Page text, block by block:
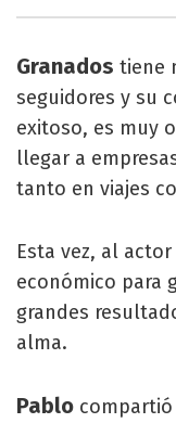
Granados tiene
seguidores y su
exitoso, es muy
llegar a
tanto en viajes
Esta vez, al
económico para
grandes
alma.
Pablo